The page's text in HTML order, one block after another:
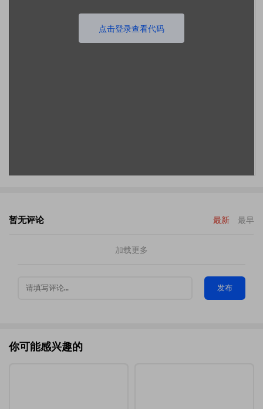
点击登录查看代码
暂无评论 最新 最早
加载更多
发布
你可能感兴趣的